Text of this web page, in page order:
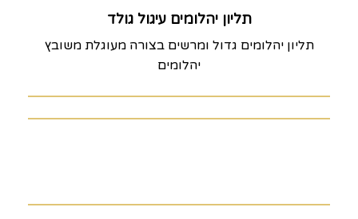
תליון יהלומים עיגול גולד
תליון יהלומים גדול ומרשים בצורה מעוגלת משובץ
יהלומים